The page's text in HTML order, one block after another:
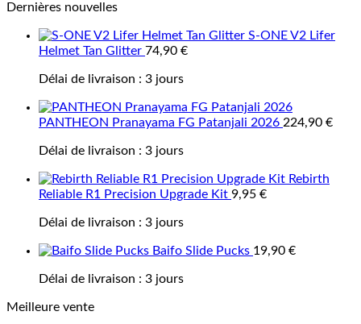
Dernières nouvelles
S-ONE V2 Lifer
Helmet Tan Glitter 74,90 €
Délai de livraison : 3 jours
PANTHEON Pranayama FG Patanjali 2026 224,90 €
Délai de livraison : 3 jours
Rebirth
Reliable R1 Precision Upgrade Kit 9,95 €
Délai de livraison : 3 jours
Baifo Slide Pucks 19,90 €
Délai de livraison : 3 jours
Meilleure vente